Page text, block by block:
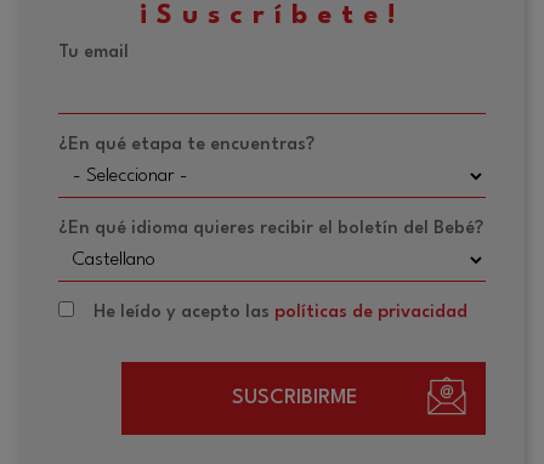
¡Suscríbete!
Tu email
¿En qué etapa te encuentras?
¿En qué idioma quieres recibir el boletín del Bebé?
He leído y acepto las políticas de privacidad
SUSCRIBIRME